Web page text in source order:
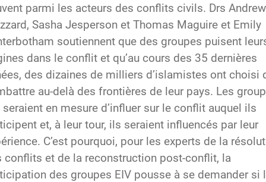
parmi les acteurs des conflits civils. Drs Andrew
Sasha Jesperson et Thomas Maguire et Emily
soutiennent que des groupes puisent
dans le conflit et qu’au cours des 35 dernières
des dizaines de milliers d’islamistes ont choisi
au-delà des frontières de leur pays. Les
seraient en mesure d’influer sur le conflit auquel ils
et, à leur tour, ils seraient influencés par leur
C’est pourquoi, pour les experts de la
conflits et de la reconstruction post-conflit, la
des groupes EIV pousse à se demander si